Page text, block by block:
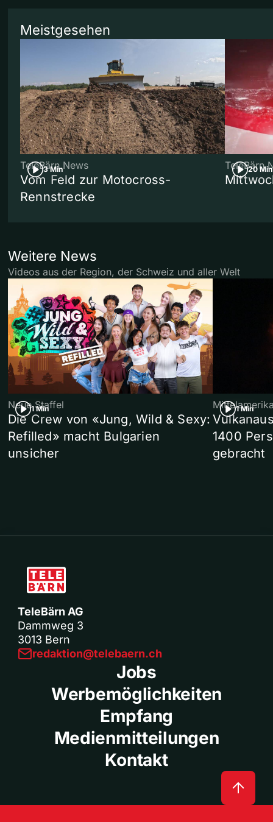
Meistgesehen
3 Min
TeleBärn News
Vom Feld zur Motocross-
Rennstrecke
20 Min
TeleBärn
Weitere News
Videos aus der Region, der Schweiz und aller Welt
1 Min
Neue Staffel
Die Crew von «Jung, Wild & Sexy:
Refilled» macht Bulgarien
unsicher
1 Min
1400
gebracht
TeleBärn AG
Dammweg 3
3013 Bern
redaktion@telebaern.ch
Jobs
Werbemöglichkeiten
Empfang
Medienmitteilungen
Kontakt